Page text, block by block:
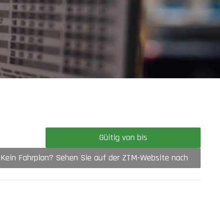
Gültig von bis
Kein Fahrplan? Sehen Sie auf der ZTM-Website nach